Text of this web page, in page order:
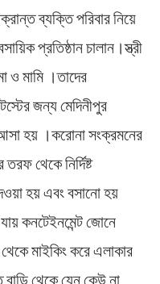
ব্যক্তি পরিবার নিয়ে
প্রতিষ্ঠান চালান।স্ত্রী
ও মামি ।তাদের
জন্য মেদিনীপুর
হয় ।করোনা সংক্রমনের
থেকে নির্দিষ্ট
হয় এবং বসানো হয়
কনটেইনমেন্ট জোনে
মাইকিং করে এলাকার
থেকে যেন কেউ না